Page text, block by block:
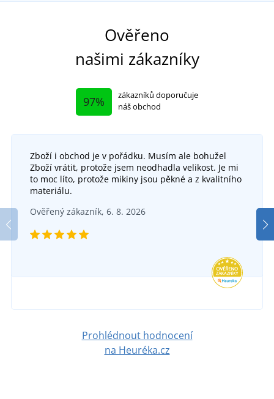
Kšiltovka bez zapínání Flexfit MB6181
415 Kč
Ověřeno
našimi zákazníky
97%
zákazníků doporučuje
náš obchod
Zboží i obchod je v pořádku. Musím ale bohužel
Zboží vrátit, protože jsem neodhadla velikost. Je mi
to moc líto, protože mikiny jsou pěkné a z kvalitního
materiálu.
Ověřený zákazník, 6. 8. 2026
Prohlédnout hodnocení
na Heuréka.cz